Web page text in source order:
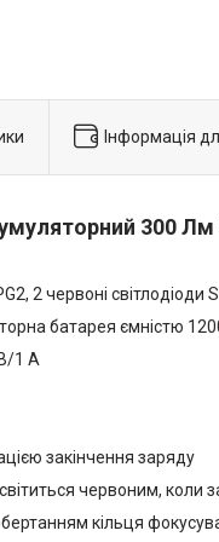
Інформація
300
2 червоні світлодіоди
батарея ємністю
1 А
закінчення заряду
червоним,
кільця